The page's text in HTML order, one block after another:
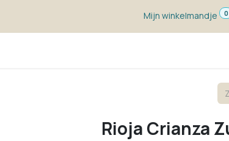
Mijn winkelmandje
0
Rioja Crianza